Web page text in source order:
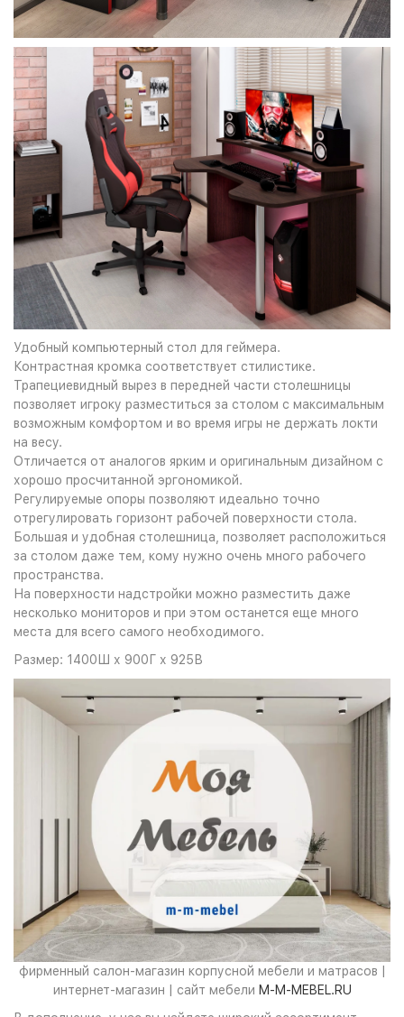
Удобный компьютерный стол для геймера.
Контрастная кромка соответствует стилистике.
Трапециевидный вырез в передней части столешницы
позволяет игроку разместиться за столом с максимальным
возможным комфортом и во время игры не держать локти
на весу.
Отличается от аналогов ярким и оригинальным дизайном с
хорошо просчитанной эргономикой.
Регулируемые опоры позволяют идеально точно
отрегулировать горизонт рабочей поверхности стола.
Большая и удобная столешница, позволяет расположиться
за столом даже тем, кому нужно очень много рабочего
пространства.
На поверхности надстройки можно разместить даже
несколько мониторов и при этом останется еще много
места для всего самого необходимого.
Размер: 1400Ш х 900Г х 925В
фирменный салон-магазин корпусной мебели и матрасов |
интернет-магазин | сайт мебели M-M-MEBEL.RU